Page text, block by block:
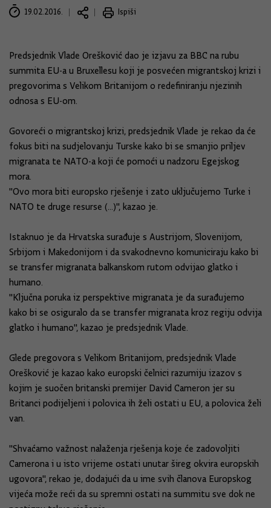
19.02.2016. Ispiši
Predsjednik Vlade Orešković dao je izjavu za BBC na rubu
summita EU-a u Bruxellesu koji je posvećen migrantskoj krizi i
pregovorima s Velikom Britanijom o redefiniranju njezinih
odnosa s EU-om.
Govoreći o migrantskoj krizi, predsjednik Vlade je rekao da će
fokus biti na sudjelovanju Turske kako bi se smanjio priljev
migranata te NATO-a koji će pomoći u nadzoru Egejskog
mora.
"Ovo mora biti europsko rješenje i zato uključujemo Turke i
NATO te druge resurse (...)", kazao je.
Istaknuo je da Hrvatska surađuje s Austrijom, Slovenijom,
Srbijom i Makedonijom i da svakodnevno komuniciraju kako bi
se transfer migranata balkanskom rutom odvijao glatko i
humano.
"Ključna poruka iz perspektive migranata je da surađujemo
kako bi se osiguralo da se transfer migranata kroz regiju odvija
glatko i humano", kazao je predsjednik Vlade.
Glede pregovora s Velikom Britanijom, predsjednik Vlade
Orešković je kazao kako europski čelnici razumiju izazov s
kojim je suočen britanski premijer David Cameron jer su
Britanci podijeljeni i polovica ih želi ostati u EU, a polovica želi
van.
"Shvaćamo važnost nalaženja rješenja koje će zadovoljiti
Camerona i u isto vrijeme ostati unutar šireg okvira europskih
ugovora", rekao je, dodajući da u ime svih članova Europskog
vijeća može reći da su spremni ostati na summitu sve dok ne